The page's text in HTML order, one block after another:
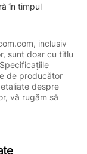
în timpul
inclusiv
sunt doar cu titlu
de producător
despre
vă rugăm să